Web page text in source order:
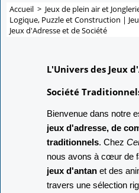
Accueil > Jeux de plein air et
Logique, Puzzle et Construction |
Jeux d'Adresse et de Société
L'Univers des Jeux
Société
Bienvenue dans notre
jeux d'adresse, de
traditionnels. Chez
nous avons à cœur de
jeux d'antan et des
travers une sélection